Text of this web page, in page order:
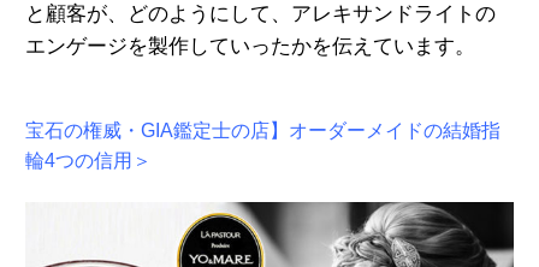
と顧客が、
どのようにして、アレキサンドライトの
エンゲージを製作していったかを伝えています。
宝石の権威・GIA鑑定士の店】オーダーメイドの結婚指
輪4つの信用＞